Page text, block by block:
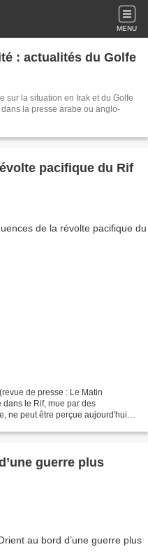
MENU
: actualités du Golfe
sur la situation en Irak et du Golfe
pacifique du Rif
de presse : Le Matin
dans le Rif, mue par des
ne peut être perçue aujourd'hui
guerre plus